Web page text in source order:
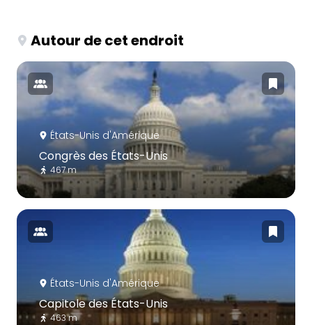
Autour de cet endroit
États-Unis d'Amérique
Congrès des États-Unis
467 m
États-Unis d'Amérique
Capitole des États-Unis
463 m